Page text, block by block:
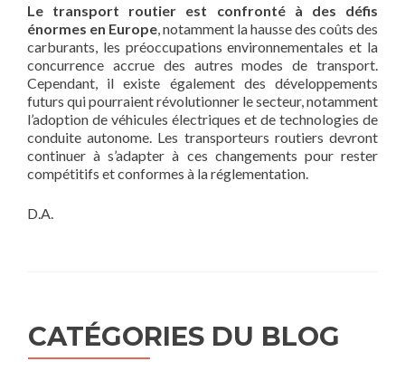
Le transport routier est confronté à des défis
énormes en Europe , notamment la hausse des coûts des
carburants, les préoccupations environnementales et la
concurrence accrue des autres modes de transport.
Cependant, il existe également des développements
futurs qui pourraient révolutionner le secteur, notamment
l’adoption de véhicules électriques et de technologies de
conduite autonome. Les transporteurs routiers devront
continuer à s’adapter à ces changements pour rester
compétitifs et conformes à la réglementation.
D.A.
CATÉGORIES DU BLOG